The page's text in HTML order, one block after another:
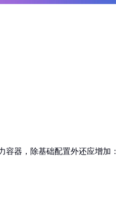
器，除基础配置外还应增加：